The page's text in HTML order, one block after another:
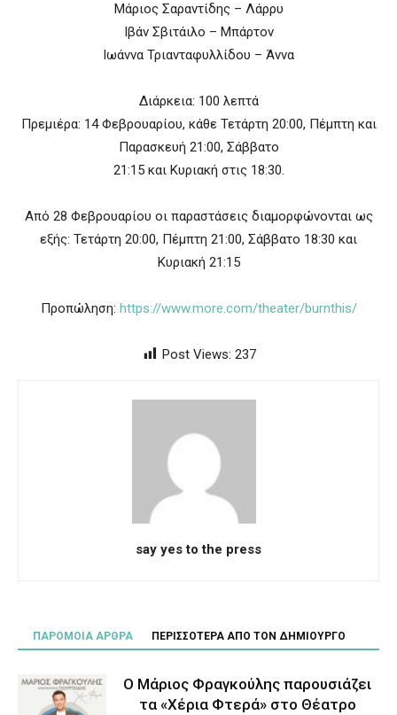
Μάριος Σαραντίδης – Λάρρυ
Ιβάν Σβιτάιλο – Μπάρτον
Ιωάννα Τριανταφυλλίδου – Άννα
Διάρκεια: 100 λεπτά
Πρεμιέρα: 14 Φεβρουαρίου, κάθε Τετάρτη 20:00, Πέμπτη και
Παρασκευή 21:00, Σάββατο
21:15 και Κυριακή στις 18:30.
Από 28 Φεβρουαρίου οι παραστάσεις διαμορφώνονται ως
εξής: Τετάρτη 20:00, Πέμπτη 21:00, Σάββατο 18:30 και
Κυριακή 21:15
Προπώληση: https://www.more.com/theater/burnthis/
Post Views: 237
say yes to the press
ΠΑΡΟΜΟΙΑ ΑΡΘΡΑ ΠΕΡΙΣΣΟΤΕΡΑ ΑΠΟ ΤΟΝ ΔΗΜΙΟΥΡΓΟ
Ο Μάριος Φραγκούλης παρουσιάζει
τα «Χέρια Φτερά» στο Θέατρο